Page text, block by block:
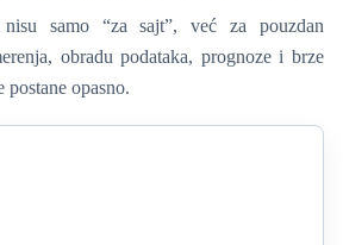
samo “za sajt”, već za pouzdan
obradu podataka, prognoze i brze
opasno.